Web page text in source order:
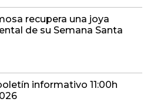
recupera una joya
de su Semana Santa
informativo 11:00h